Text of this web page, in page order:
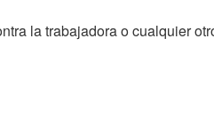
la trabajadora o cualquier